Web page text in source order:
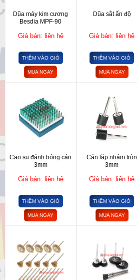
Dũa máy kim cương
Besdia MPF-90
Giá bán: liên hệ
THÊM VÀO GIỎ
MUA NGAY
Dũa sắt ấn độ
Giá bán: liên hệ
THÊM VÀO GIỎ
MUA NGAY
Cao su đánh bóng cán
3mm
Giá bán: liên hệ
THÊM VÀO GIỎ
MUA NGAY
Cán lắp nhám tròn
3mm
Giá bán: liên hệ
THÊM VÀO GIỎ
MUA NGAY